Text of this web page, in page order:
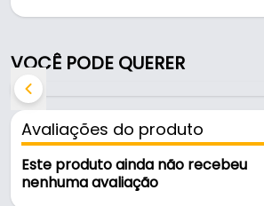
prática para uso em portas e
Fabricado em Aço Inox, é
uso diário.
Características:
- Marca: Hastvel
VOCÊ PODE QUERER
Avaliações do produto
Este produto ainda não recebeu
nenhuma avaliação